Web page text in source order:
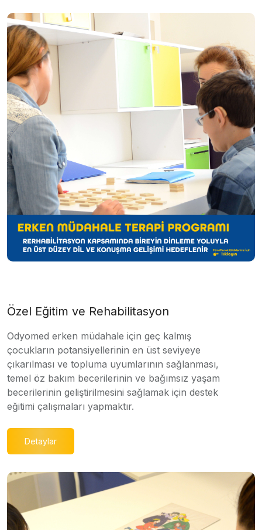
Özel Eğitim ve Rehabilitasyon
Odyomed erken müdahale için geç kalmış
çocukların potansiyellerinin en üst seviyeye
çıkarılması ve topluma uyumlarının sağlanması,
temel öz bakım becerilerinin ve bağımsız yaşam
becerilerinin geliştirilmesini sağlamak için destek
eğitimi çalışmaları yapmaktır.
Detaylar